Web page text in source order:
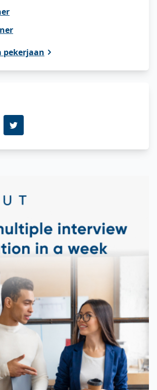
pekerjaan